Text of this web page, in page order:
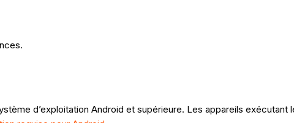
d’exploitation Android et supérieure. Les appareils exécutant